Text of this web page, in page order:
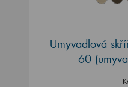
Umyvadlová
60